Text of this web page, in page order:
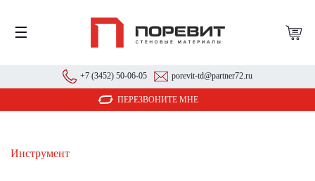
☰
+7 (3452) 50-06-05 porevit-td@partner72.ru
ПЕРЕЗВОНИТЕ МНЕ
Инструмент